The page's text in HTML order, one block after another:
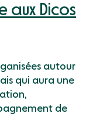
aux Dicos
autour
qui aura une
de